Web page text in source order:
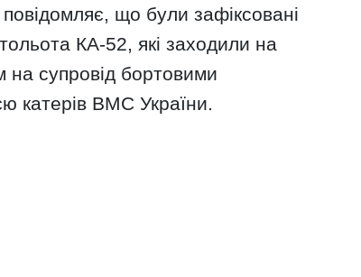
що були зафіксовані
КА-52, які заходили на
на супровід бортовими
катерів ВМС України.